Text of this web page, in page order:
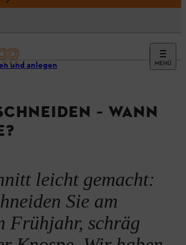
MENÜ
und anlegen
– WANN
leicht gemacht:
Sie am
Frühjahr, schräg